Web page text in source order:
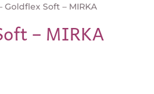
Goldflex Soft – MIRKA
– MIRKA